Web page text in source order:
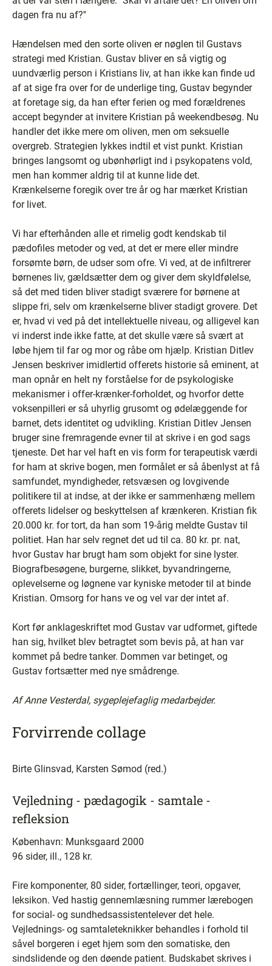
dagen fra nu af?''
Hændelsen med den sorte oliven er nøglen til Gustavs
strategi med Kristian. Gustav bliver en så vigtig og
uundværlig person i Kristians liv, at han ikke kan finde ud
af at sige fra over for de underlige ting, Gustav begynder
at foretage sig, da han efter ferien og med forældrenes
accept begynder at invitere Kristian på weekendbesøg. Nu
handler det ikke mere om oliven, men om seksuelle
overgreb. Strategien lykkes indtil et vist punkt. Kristian
bringes langsomt og ubønhørligt ind i psykopatens vold,
men han kommer aldrig til at kunne lide det.
Krænkelserne foregik over tre år og har mærket Kristian
for livet.
Vi har efterhånden alle et rimelig godt kendskab til
pædofiles metoder og ved, at det er mere eller mindre
forsømte børn, de udser som ofre. Vi ved, at de infiltrerer
børnenes liv, gældsætter dem og giver dem skyldfølelse,
så det med tiden bliver stadigt sværere for børnene at
slippe fri, selv om krænkelserne bliver stadigt grovere. Det
er, hvad vi ved på det intellektuelle niveau, og alligevel kan
vi inderst inde ikke fatte, at det skulle være så svært at
løbe hjem til far og mor og råbe om hjælp. Kristian Ditlev
Jensen beskriver imidlertid offerets historie så eminent, at
man opnår en helt ny forståelse for de psykologiske
mekanismer i offer-krænker-forholdet, og hvorfor dette
voksenpilleri er så uhyrlig grusomt og ødelæggende for
barnet, dets identitet og udvikling. Kristian Ditlev Jensen
bruger sine fremragende evner til at skrive i en god sags
tjeneste. Det har vel haft en vis form for terapeutisk værdi
for ham at skrive bogen, men formålet er så åbenlyst at få
samfundet, myndigheder, retsvæsen og lovgivende
politikere til at indse, at der ikke er sammenhæng mellem
offerets lidelser og beskyttelsen af krænkeren. Kristian fik
20.000 kr. for tort, da han som 19-årig meldte Gustav til
politiet. Han har selv regnet det ud til ca. 80 kr. pr. nat,
hvor Gustav har brugt ham som objekt for sine lyster.
Biografbesøgene, burgerne, slikket, byvandringerne,
oplevelserne og løgnene var kyniske metoder til at binde
Kristian. Omsorg for hans ve og vel var der intet af.
Kort før anklageskriftet mod Gustav var udformet, giftede
han sig, hvilket blev betragtet som bevis på, at han var
kommet på bedre tanker. Dommen var betinget, og
Gustav fortsætter med nye smådrenge.
Af Anne Vesterdal, sygeplejefaglig medarbejder.
Forvirrende collage
Birte Glinsvad, Karsten Sømod (red.)
Vejledning - pædagogik - samtale -
refleksion
København: Munksgaard 2000
96 sider, ill., 128 kr.
Fire komponenter, 80 sider, fortællinger, teori, opgaver,
leksikon. Ved hastig gennemlæsning rummer lærebogen
for social- og sundhedsassistentelever det hele.
Vejlednings- og samtaleteknikker behandles i forhold til
såvel borgeren i eget hjem som den somatiske, den
sindslidende og den døende patient. Budskabet skrives i